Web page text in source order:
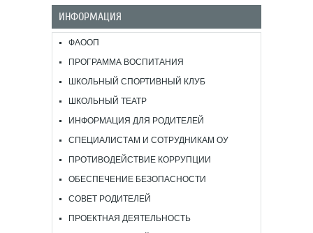
ИНФОРМАЦИЯ
ФАООП
ПРОГРАММА ВОСПИТАНИЯ
ШКОЛЬНЫЙ СПОРТИВНЫЙ КЛУБ
ШКОЛЬНЫЙ ТЕАТР
ИНФОРМАЦИЯ ДЛЯ РОДИТЕЛЕЙ
СПЕЦИАЛИСТАМ И СОТРУДНИКАМ ОУ
ПРОТИВОДЕЙСТВИЕ КОРРУПЦИИ
ОБЕСПЕЧЕНИЕ БЕЗОПАСНОСТИ
СОВЕТ РОДИТЕЛЕЙ
ПРОЕКТНАЯ ДЕЯТЕЛЬНОСТЬ